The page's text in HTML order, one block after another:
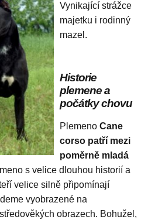
Vynikající strážce
majetku i rodinný
mazel.
Historie
plemene a
počátky chovu
Plemeno Cane
corso patří mezi
poměrně mladá
s velice dlouhou historií a
velice silně připomínají
vyobrazené na
obrazech. Bohužel,